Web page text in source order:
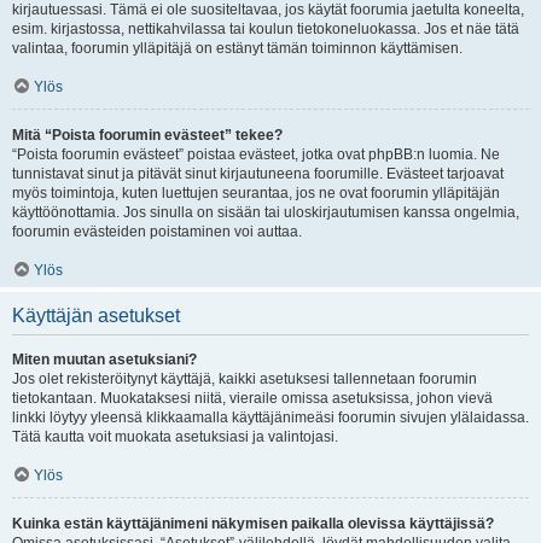
kirjautuessasi. Tämä ei ole suositeltavaa, jos käytät foorumia jaetulta koneelta,
esim. kirjastossa, nettikahvilassa tai koulun tietokoneluokassa. Jos et näe tätä
valintaa, foorumin ylläpitäjä on estänyt tämän toiminnon käyttämisen.
Ylös
Mitä “Poista foorumin evästeet” tekee?
“Poista foorumin evästeet” poistaa evästeet, jotka ovat phpBB:n luomia. Ne
tunnistavat sinut ja pitävät sinut kirjautuneena foorumille. Evästeet tarjoavat
myös toimintoja, kuten luettujen seurantaa, jos ne ovat foorumin ylläpitäjän
käyttöönottamia. Jos sinulla on sisään tai uloskirjautumisen kanssa ongelmia,
foorumin evästeiden poistaminen voi auttaa.
Ylös
Käyttäjän asetukset
Miten muutan asetuksiani?
Jos olet rekisteröitynyt käyttäjä, kaikki asetuksesi tallennetaan foorumin
tietokantaan. Muokataksesi niitä, vieraile omissa asetuksissa, johon vievä
linkki löytyy yleensä klikkaamalla käyttäjänimeäsi foorumin sivujen ylälaidassa.
Tätä kautta voit muokata asetuksiasi ja valintojasi.
Ylös
Kuinka estän käyttäjänimeni näkymisen paikalla olevissa käyttäjissä?